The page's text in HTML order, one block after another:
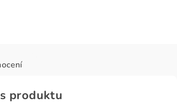
produktu